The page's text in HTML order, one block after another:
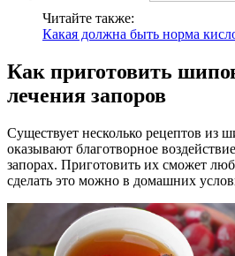
Читайте также:
Какая должна быть норма
Как приготовить
лечения запоров
Существует несколько рецептов из
оказывают благотворное
запорах. Приготовить их сможет
сделать это можно в домашних